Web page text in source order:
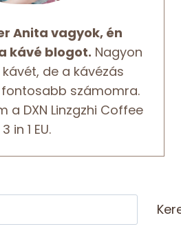
Anita vagyok, én
kávé blogot. Nagyon
de a kávézás
számomra.
a DXN Linzgzhi Coffee
3 in 1 EU.